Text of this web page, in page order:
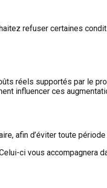
refuser certaines
réels supportés par le
influencer ces
afin d’éviter toute
ci vous accompagnera